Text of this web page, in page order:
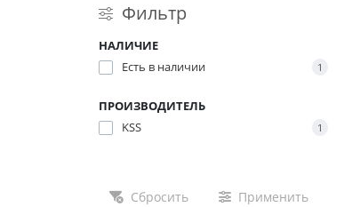
Фильтр
НАЛИЧИЕ
Есть в наличии
1
ПРОИЗВОДИТЕЛЬ
KSS
1
Сбросить Применить